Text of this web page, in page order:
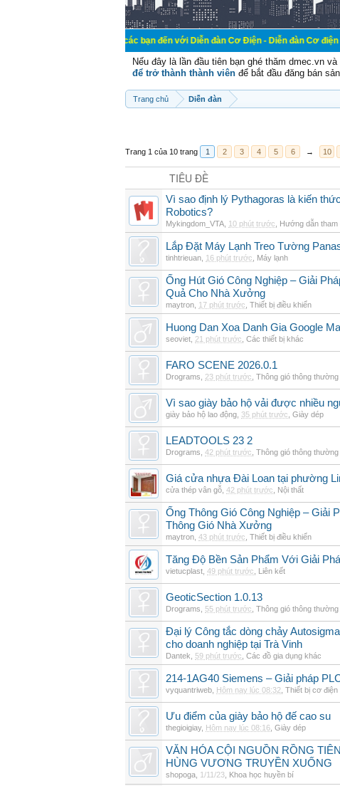
Chào mừng các bạn đến với Diễn đàn Cơ Điện - Diễn đàn Cơ điện là nơi
Nếu đây là lần đầu tiên bạn ghé thăm dmec.vn
để trở thành thành viên để bắt đầu đăng bán
Trang chủ Diễn đàn
Trang 1 của 10 trang 1 2 3 4 5 6 → 10
TIÊU ĐỀ
Vì sao định lý Pythagoras là kiến
Robotics?
Mykingdom_VTA 10 phút trước Hướng dẫn tham
Lắp Đặt Máy Lạnh Treo Tường
tinhtrieuan 16 phút trước Máy lạnh
Ống Hút Gió Công Nghiệp – Giải
Quả Cho Nhà Xưởng
maytron 17 phút trước Thiết bị điều khiển
Huong Dan Xoa Danh Gia Google
seoviet 21 phút trước Các thiết bị khác
FARO SCENE 2026.0.1
Drograms 23 phút trước Thông gió thông thường
Vì sao giày bảo hộ vải được nhiều
giày bảo hộ lao động 35 phút trước Giày dép
LEADTOOLS 23 2
Drograms 42 phút trước Thông gió thông thường
Giá cửa nhựa Đài Loan tại phường
cửa thép vân gỗ 42 phút trước Nội thất
Ống Thông Gió Công Nghiệp – Giải
Thông Gió Nhà Xưởng
maytron 43 phút trước Thiết bị điều khiển
Tăng Độ Bền Sản Phẩm Với Giải
vietucplast 49 phút trước Liên kết
GeoticSection 1.0.13
Drograms 55 phút trước Thông gió thông thường
Đại lý Công tắc dòng chảy
cho doanh nghiệp tại Trà Vinh
Dantek 59 phút trước Các đồ gia dụng khác
214-1AG40 Siemens – Giải pháp
vyquantriweb Hôm nay lúc 08:32 Thiết bị cơ điện
Ưu điểm của giày bảo hộ đế cao su
thegioigiay, Hôm nay lúc 08:16 Giày dép
VĂN HÓA CỘI NGUỒN RỒNG
HÙNG VƯƠNG TRUYỀN XUỐNG
shopoga 1/11/23 Khoa học huyền bí